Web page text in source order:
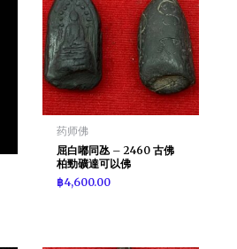
药师佛
屈白嘟同氹 – 2460 古佛
柏勁礦達可以佛
฿4,600.00